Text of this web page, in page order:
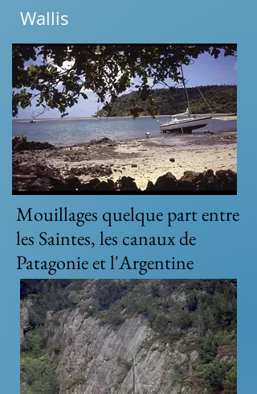
Wallis
Mouillages quelque part entre
les Saintes, les canaux de
Patagonie et l'Argentine